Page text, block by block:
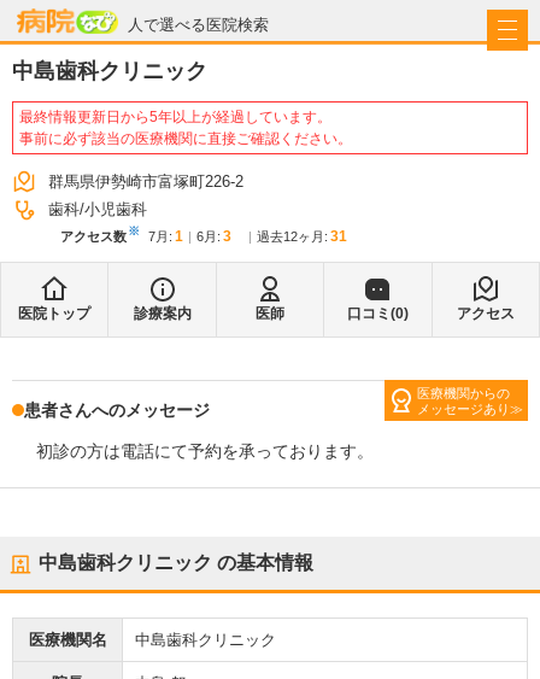
人で選べる医院検索
病院なび
中島歯科クリニック
最終情報更新日から5年以上が経過しています。
事前に必ず該当の医療機関に直接ご確認ください。
群馬県伊勢崎市富塚町226-2
歯科 小児歯科
アクセス数※ 7月 : 1 6月 : 3 過去12ヶ月: 31
医院トップ 診療案内 医師 口コミ(0) アクセス
医療機関からの
メッセージあり
患者さんへのメッセージ
初診の方は電話にて予約を承っております。
中島歯科クリニック の基本情報
医療機関名 中島歯科クリニック